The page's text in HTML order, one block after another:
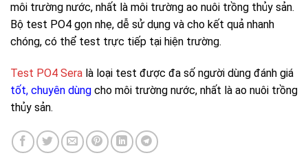
môi trường nước, nhất là môi trường ao nuôi trồng thủy sản.
Bộ test PO4 gọn nhẹ, dễ sử dụng và cho kết quả nhanh
chóng, có thể test trực tiếp tại hiện trường.
Test PO4 Sera là loại test được đa số người dùng đánh giá
tốt, chuyên dùng cho môi trường nước, nhất là ao nuôi trồng
thủy sản.